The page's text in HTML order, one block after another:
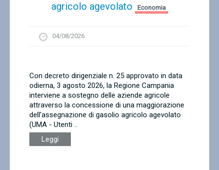
agricolo agevolato
Economia
04/08/2026
Con decreto dirigenziale n. 25 approvato in data
odierna, 3 agosto 2026, la Regione Campania
interviene a sostegno delle aziende agricole
attraverso la concessione di una maggiorazione
dell’assegnazione di gasolio agricolo agevolato
(UMA - Utenti ..
Leggi